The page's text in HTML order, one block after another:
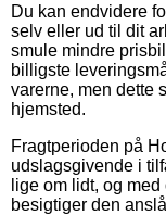
Du kan endvidere
selv eller ud til dit
smule mindre
billigste
varerne, men dette
hjemsted.
Fragtperioden på
udslagsgivende i
lige om lidt, og
besigtiger den